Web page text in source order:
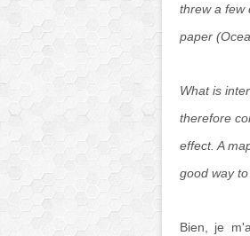
threw a few
paper
What is
therefore
effect. A
good way
Bien, je